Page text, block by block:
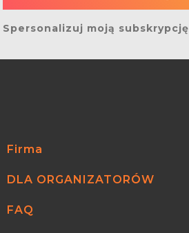
Spersonalizuj moją subskrypcję
Firma
DLA ORGANIZATORÓW
FAQ